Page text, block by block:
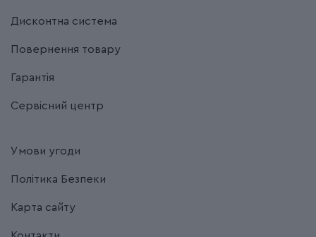
Дисконтна система
Повернення товару
Гарантія
Сервісний центр
Умови угоди
Політика Безпеки
Карта сайту